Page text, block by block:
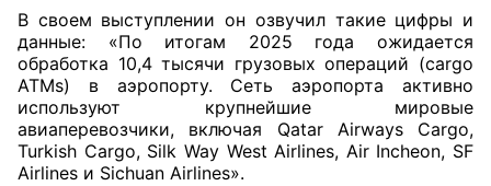
В своем выступлении он озвучил такие цифры и
данные: «По итогам 2025 года ожидается
обработка 10,4 тысячи грузовых операций (cargo
ATMs) в аэропорту. Сеть аэропорта активно
используют крупнейшие мировые
авиаперевозчики, включая Qatar Airways Cargo,
Turkish Cargo, Silk Way West Airlines, Air Incheon, SF
Airlines и Sichuan Airlines».